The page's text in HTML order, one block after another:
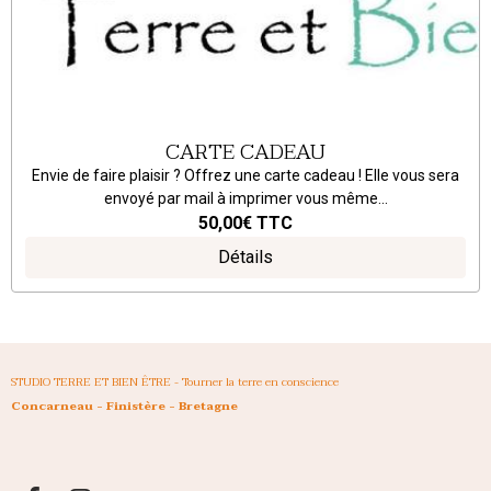
CARTE CADEAU
Envie de faire plaisir ? Offrez une carte cadeau ! Elle vous sera
envoyé par mail à imprimer vous même...
50,00€ TTC
Détails
STUDIO TERRE ET BIEN ÊTRE - Tourner la terre en conscience
Concarneau - Finistère - Bretagne